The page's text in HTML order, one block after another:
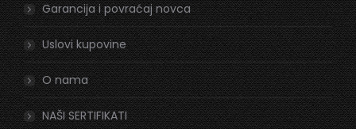
Garancija i povraćaj novca
Uslovi kupovine
O nama
NAŠI SERTIFIKATI